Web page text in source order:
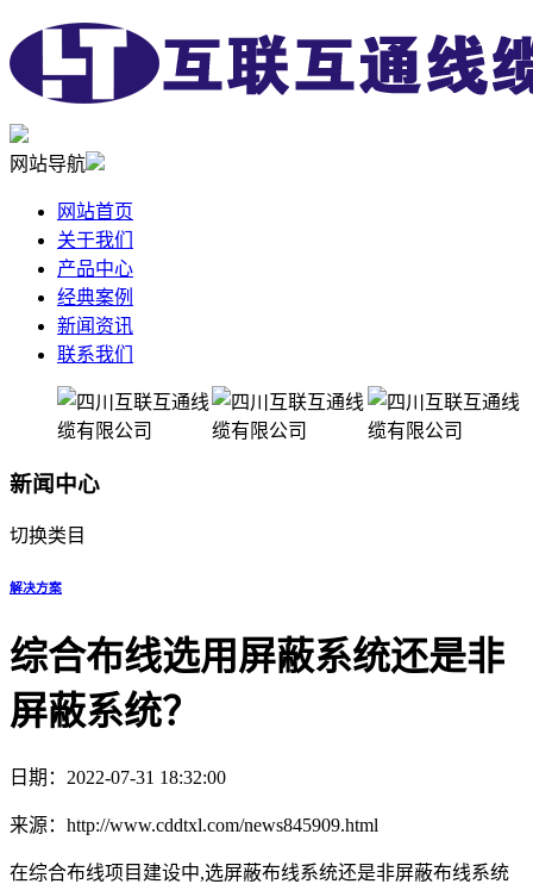
网站导航
网站首页
关于我们
产品中心
经典案例
新闻资讯
联系我们
新闻中心
切换类目
解决方案
综合布线选用屏蔽系统还是非
屏蔽系统？
日期：2022-07-31 18:32:00
来源：http://www.cddtxl.com/news845909.html
在综合布线项目建设中,选屏蔽布线系统还是非屏蔽布线系统